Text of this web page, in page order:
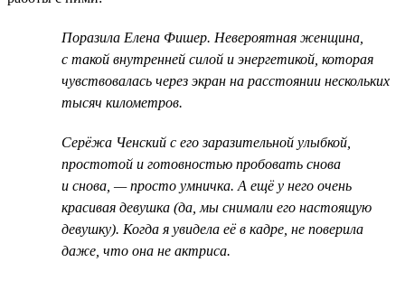
Поразила Елена Фишер. Невероятная женщина,
с такой внутренней силой и энергетикой, которая
чувствовалась через экран на расстоянии нескольких
тысяч километров.
Серёжа Ченский с его заразительной улыбкой,
простотой и готовностью пробовать снова
и снова, — просто умничка. А ещё у него очень
красивая девушка (да, мы снимали его настоящую
девушку). Когда я увидела её в кадре, не поверила
даже, что она не актриса.